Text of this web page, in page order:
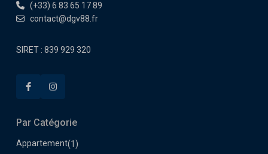
(+33) 6 83 65 17 89
contact@dgv88.fr
SIRET : 839 929 320
Par Catégorie
Appartement(1)